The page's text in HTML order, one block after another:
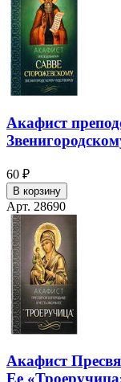
Акафист
60 ₽
В корзину
Арт. 28690
Акафист